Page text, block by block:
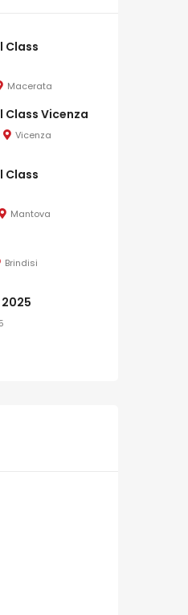
Class
Macerata
Vicenza
Vicenza
Class
Mantova
Brindisi